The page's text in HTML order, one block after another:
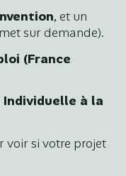
, et un
sur demande).
(France
Individuelle à la
voir si votre projet